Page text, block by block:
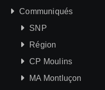
Communiqués
SNP
Région
CP Moulins
MA Montluçon